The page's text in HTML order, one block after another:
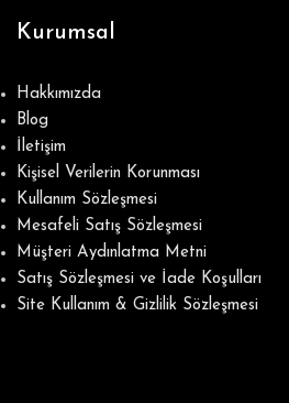
Kurumsal
Hakkımızda
Blog
İletişim
Kişisel Verilerin Korunması
Kullanım Sözleşmesi
Mesafeli Satış Sözleşmesi
Müşteri Aydınlatma Metni
Satış Sözleşmesi ve İade Koşulları
Site Kullanım & Gizlilik Sözleşmesi